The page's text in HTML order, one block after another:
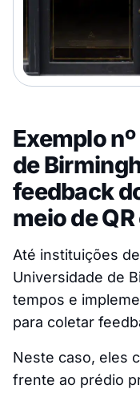
Exemplo
de
feedback
meio de
Até instituições
Universidade de
tempos e
para coletar
Neste caso, eles
frente ao prédio